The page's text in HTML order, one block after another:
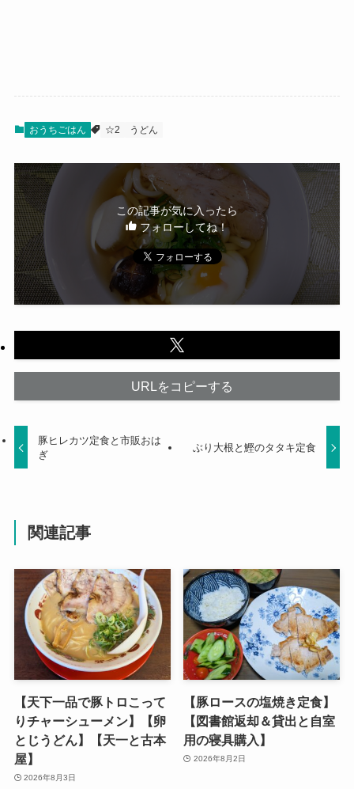
おうちごはん ☆2 うどん
この記事が気に入ったら
フォローしてね！
URLをコピーする
豚ヒレカツ定食と市販おは
ぎ
ぶり大根と鰹のタタキ定食
関連記事
【天下一品で豚トロこって
りチャーシューメン】【卵
とじうどん】【天一と古本
屋】
2026年8月3日
【豚ロースの塩焼き定食】
【図書館返却＆貸出と自室
用の寝具購入】
2026年8月2日